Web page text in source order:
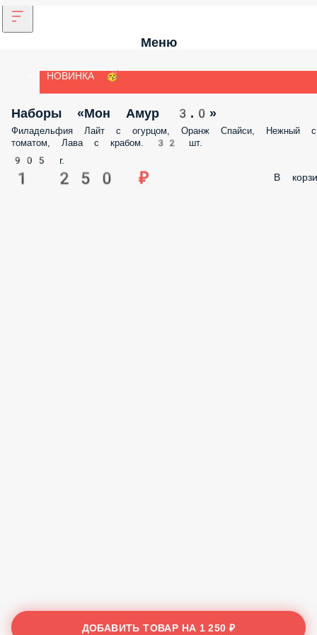
Меню
НОВИНКА 🥳
Наборы «Мон Амур 3.0»
Филадельфия Лайт с огурцом, Оранж Спайси, Нежный с
томатом, Лава с крабом. 32 шт.
905 г.
1 250 ₽ В
ДОБАВИТЬ ТОВАР НА 1 250 ₽